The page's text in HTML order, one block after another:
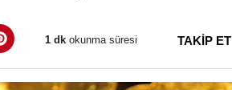
1 dk okunma süresi TAKİP ET